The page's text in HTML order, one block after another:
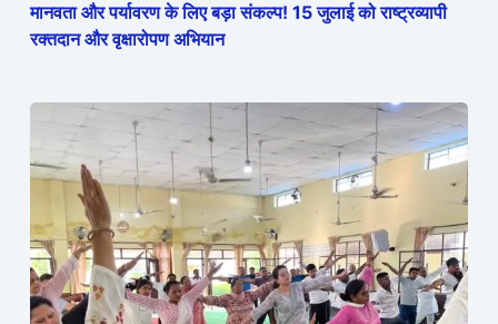
मानवता और पर्यावरण के लिए बड़ा संकल्प! 15 जुलाई को राष्ट्रव्यापी
रक्तदान और वृक्षारोपण अभियान